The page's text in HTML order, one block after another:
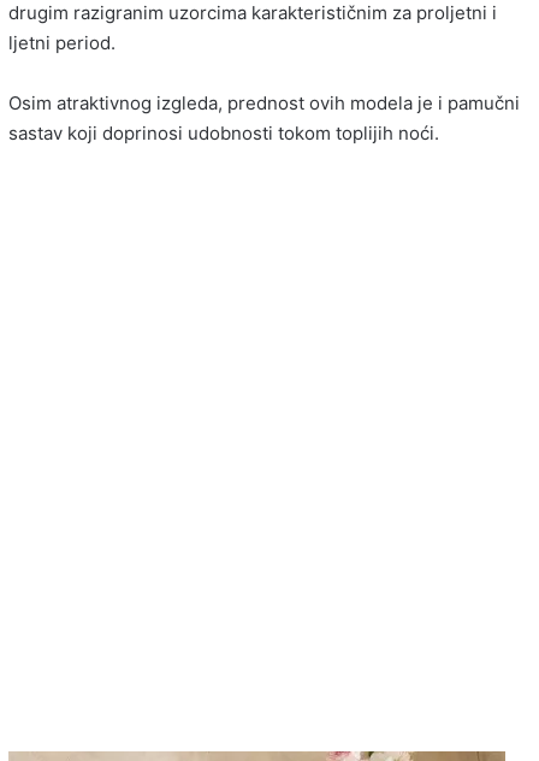
drugim razigranim uzorcima karakterističnim za proljetni i
ljetni period.
Osim atraktivnog izgleda, prednost ovih modela je i pamučni
sastav koji doprinosi udobnosti tokom toplijih noći.